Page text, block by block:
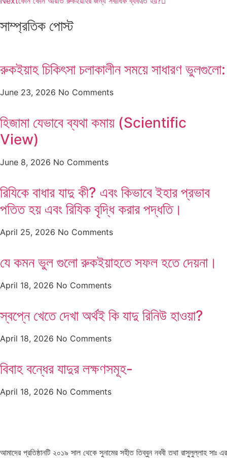
সাম্প্রতিক পোস্ট
রুকইয়াহ চিকিৎসা চলাকালীন সময়ে সাধারণ ভুলগুলো:
June 23, 2026 No Comments
হিজামা যেভাবে ব্যথা কমায় (Scientific
View)
June 8, 2026 No Comments
রিযিকে বাধার যাদু কী? এবং কিভাবে ইহার প্রভাব
পতিত হয় এবং রিযিক বৃদ্ধি করার পদ্ধতি।
April 25, 2026 No Comments
যে কমন ভুল গুলো রুকইয়াহতে সফল হতে দেয়না।
April 18, 2026 No Comments
স্বপ্নে খেতে দেখা অর্থই কি যাদু রিনিউ হাওয়া?
April 18, 2026 No Comments
বিবাহ বন্ধের যাদুর লক্ষণসমূহ-
April 18, 2026 No Comments
আমাদের প্রতিষ্ঠানটি ২০১৯ সাল থেকে সুনামের সহীত তিব্বুন নববী তথা রাসুলুল্লাহ সাঃ এর